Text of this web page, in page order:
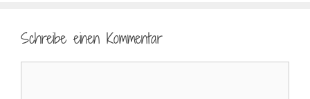
Schreibe einen Kommentar